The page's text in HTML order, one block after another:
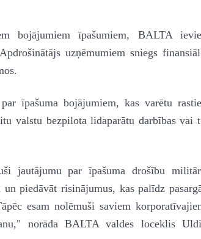
bojājumiem īpašumiem, BALTA
uzņēmumiem sniegs
īpašuma bojājumiem, kas varētu
valstu bezpilota lidaparātu darbības vai
jautājumu par īpašuma drošību
piedāvāt risinājumus, kas palīdz
esam nolēmuši saviem
norāda BALTA valdes loceklis